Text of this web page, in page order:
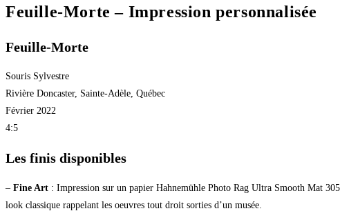
Feuille-Morte – Impression personnalisée
Feuille-Morte
Souris Sylvestre
Rivière Doncaster, Sainte-Adèle, Québec
Février 2022
4:5
Les finis disponibles
– Fine Art : Impression sur un papier Hahnemühle Photo Rag Ultra Smooth Mat
look classique rappelant les oeuvres tout droit sorties d’un musée.